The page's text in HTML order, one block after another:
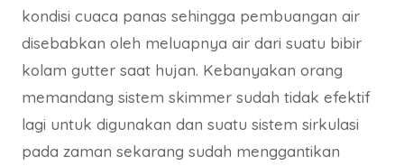
kondisi cuaca panas sehingga pembuangan air
disebabkan oleh meluapnya air dari suatu bibir
kolam gutter saat hujan. Kebanyakan orang
memandang sistem skimmer sudah tidak efektif
lagi untuk digunakan dan suatu sistem sirkulasi
pada zaman sekarang sudah menggantikan